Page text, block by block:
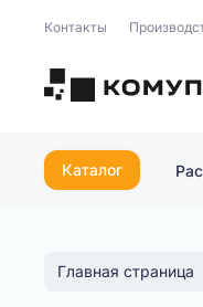
Контакты
Каталог
Главная страница